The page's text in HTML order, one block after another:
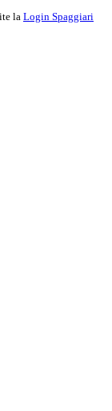
la Login Spaggiari